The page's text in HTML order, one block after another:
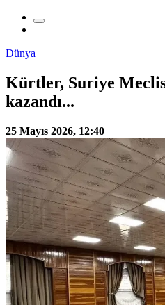
Dünya
Kürtler, Suriye
kazandı...
25 Mayıs 2026, 12:40